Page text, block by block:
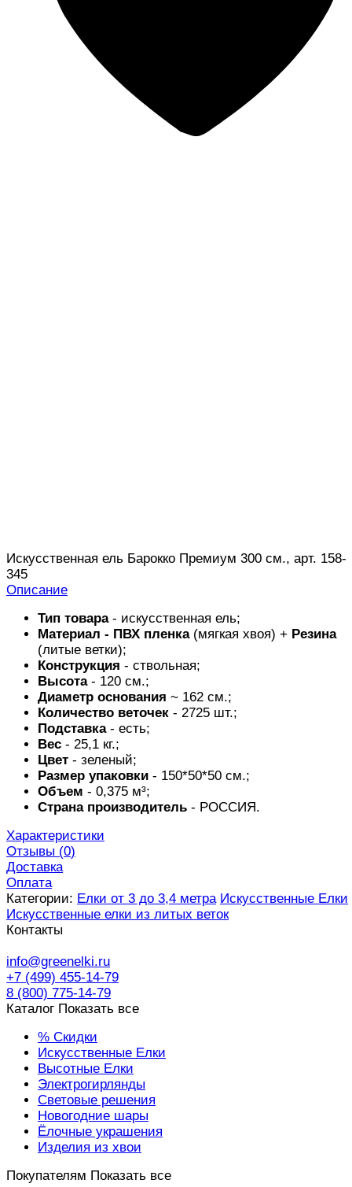
Искусственная ель Барокко Премиум 300 см., арт. 158-
345
Описание
Тип товара- искусственная ель;
Материал - ПВХ пленка(мягкая хвоя) + Резина
(литые ветки);
Конструкция - ствольная;
Высота- 120 см.;
Диаметр основания ~ 162 см.;
Количество веточек - 2725 шт.;
Подставка- есть;
Вес - 25,1 кг.;
Цвет - зеленый;
Размер упаковки - 150*50*50 см.;
Объем - 0,375 м³;
Страна производитель - РОССИЯ.
Характеристики
Отзывы (0)
Доставка
Оплата
Категории: Елки от 3 до 3,4 метра Искусственные Елки
Искусственные елки из литых веток
Контакты
info@greenelki.ru
+7 (499) 455-14-79
8 (800) 775-14-79
Каталог Показать все
% Скидки
Искусственные Елки
Высотные Елки
Электрогирлянды
Световые решения
Новогодние шары
Ёлочные украшения
Изделия из хвои
Покупателям Показать все